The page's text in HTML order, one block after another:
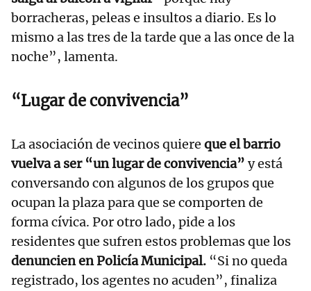
borracheras, peleas e insultos a diario. Es lo
mismo a las tres de la tarde que a las once de la
noche”, lamenta.
“Lugar de convivencia”
La asociación de vecinos quiere que el barrio
vuelva a ser “un lugar de convivencia” y está
conversando con algunos de los grupos que
ocupan la plaza para que se comporten de
forma cívica. Por otro lado, pide a los
residentes que sufren estos problemas que los
denuncien en Policía Municipal. “Si no queda
registrado, los agentes no acuden”, finaliza